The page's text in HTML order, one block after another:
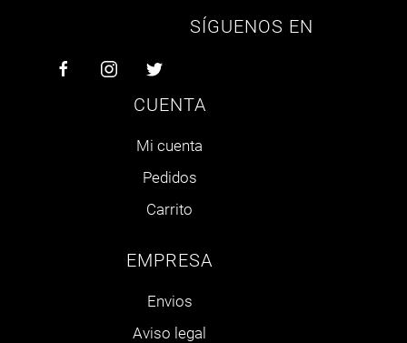
SÍGUENOS EN
CUENTA
Mi cuenta
Pedidos
Carrito
EMPRESA
Envios
Aviso legal